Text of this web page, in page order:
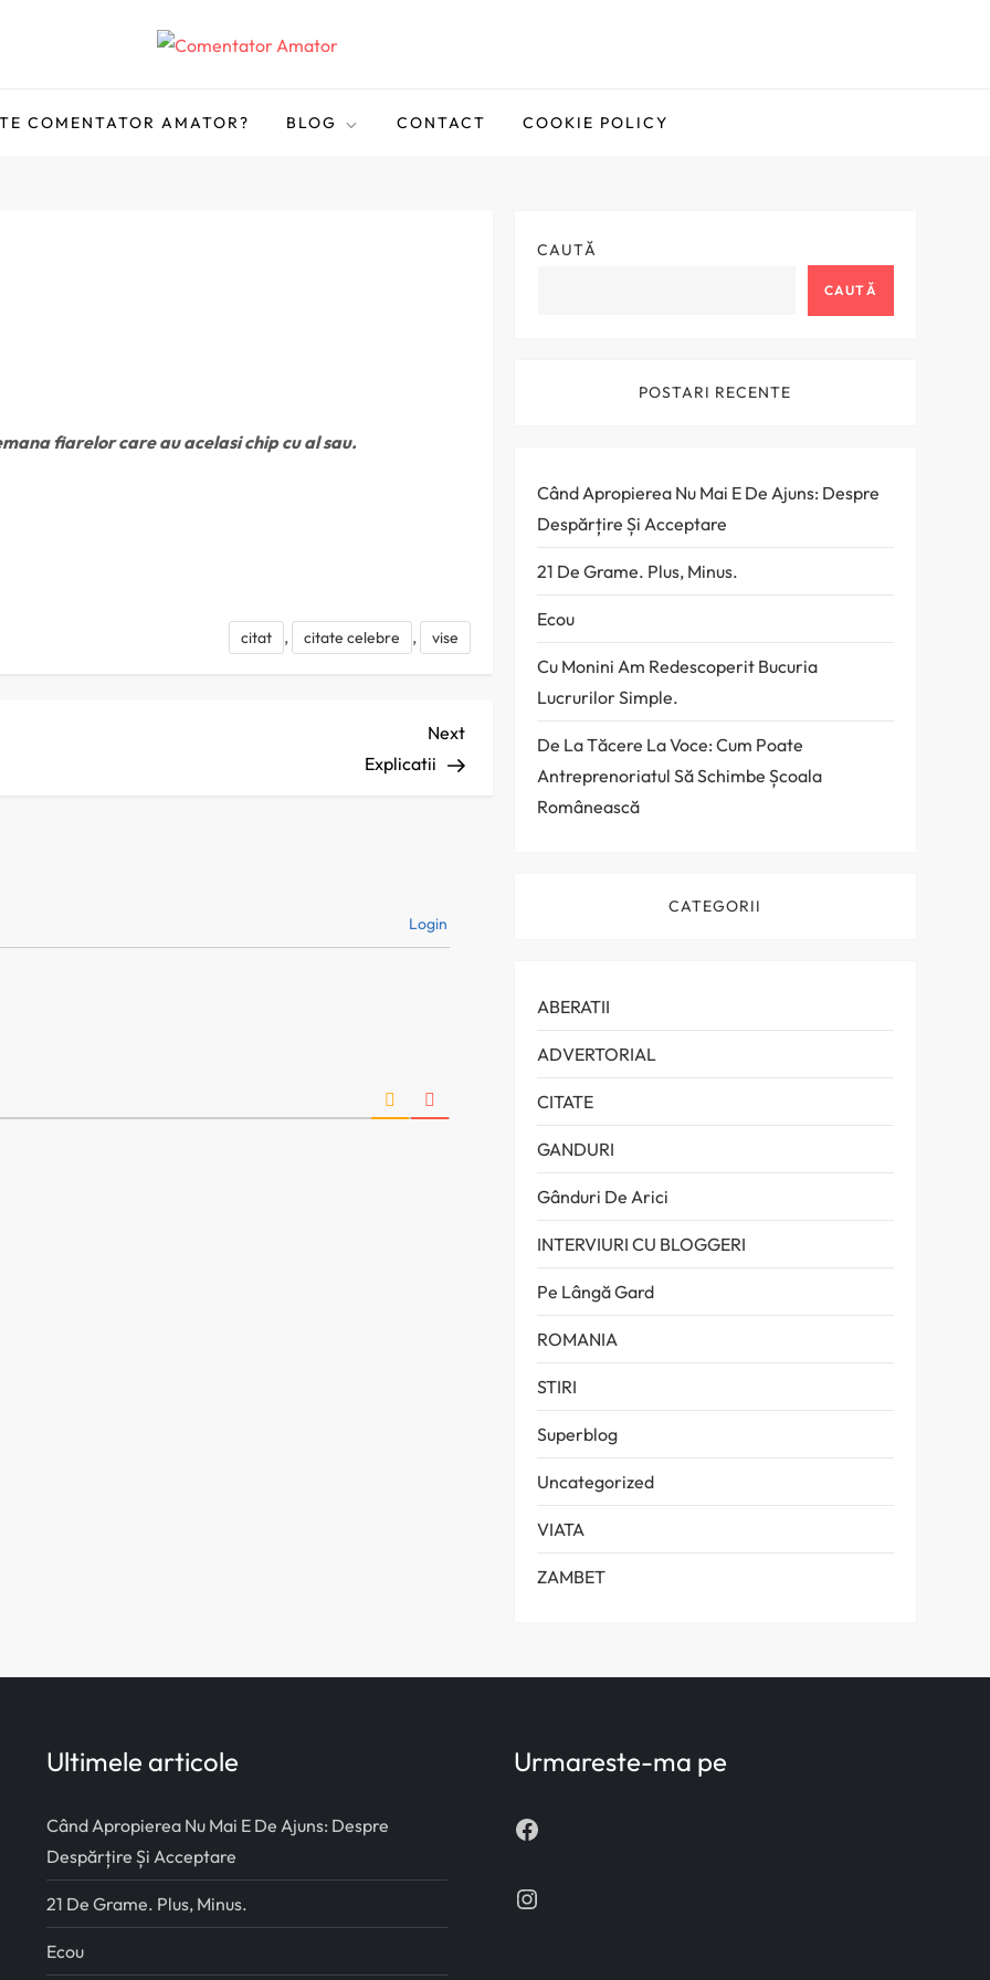
COMENTATOR AMATOR? BLOG CONTACT COOKIE POLICY
fiarelor care au acelasi chip cu al sau.
citat , citate celebre , vise
Next
Post
Next
Explicatii
Login
CAUTĂ
CAUTĂ
POSTARI RECENTE
Când Apropierea Nu Mai E De Ajuns: Despre
Despărțire Și Acceptare
21 De Grame. Plus, Minus.
Ecou
Cu Monini Am Redescoperit Bucuria
Lucrurilor Simple.
De La Tăcere La Voce: Cum Poate
Antreprenoriatul Să Schimbe Școala
Românească
CATEGORII
ABERATII
ADVERTORIAL
CITATE
GANDURI
Gânduri De Arici
INTERVIURI CU BLOGGERI
Pe Lângă Gard
ROMANIA
STIRI
Superblog
Uncategorized
VIATA
ZAMBET
Ultimele articole
Când Apropierea Nu Mai E De Ajuns: Despre
Despărțire Și Acceptare
21 De Grame. Plus, Minus.
Ecou
Urmareste-ma pe